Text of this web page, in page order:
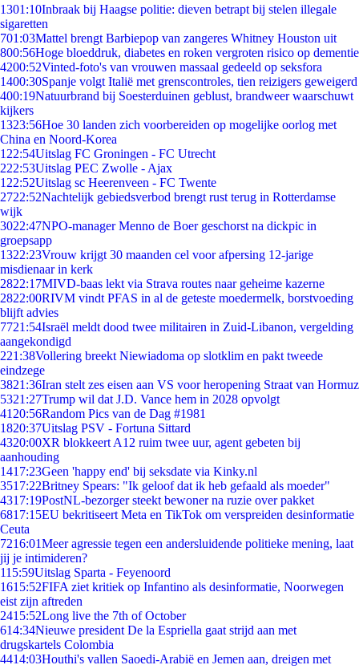
1301:10Inbraak bij Haagse politie: dieven betrapt bij stelen illegale
sigaretten
701:03Mattel brengt Barbiepop van zangeres Whitney Houston uit
800:56Hoge bloeddruk, diabetes en roken vergroten risico op dementie
4200:52Vinted-foto's van vrouwen massaal gedeeld op seksfora
1400:30Spanje volgt Italië met grenscontroles, tien reizigers geweigerd
400:19Natuurbrand bij Soesterduinen geblust, brandweer waarschuwt
kijkers
1323:56Hoe 30 landen zich voorbereiden op mogelijke oorlog met
China en Noord-Korea
1 22:54Uitslag FC Groningen - FC Utrecht
222:53Uitslag PEC Zwolle - Ajax
1 22:52Uitslag sc Heerenveen - FC Twente
2722:52Nachtelijk gebiedsverbod brengt rust terug in Rotterdamse
wijk
3022:47NPO-manager Menno de Boer geschorst na dickpic in
groepsapp
1322:23Vrouw krijgt 30 maanden cel voor afpersing 12-jarige
misdienaar in kerk
2822:17MIVD-baas lekt via Strava routes naar geheime kazerne
2822:00RIVM vindt PFAS in al de geteste moedermelk, borstvoeding
blijft advies
7721:54Israël meldt dood twee militairen in Zuid-Libanon, vergelding
aangekondigd
221:38Vollering breekt Niewiadoma op slotklim en pakt tweede
eindzege
3821:36Iran stelt zes eisen aan VS voor heropening Straat van Hormuz
5321:27Trump wil dat J.D. Vance hem in 2028 opvolgt
41 20:56Random Pics van de Dag #1981
1820:37Uitslag PSV - Fortuna Sittard
4320:00XR blokkeert A12 ruim twee uur, agent gebeten bij
aanhouding
1417:23Geen 'happy end' bij seksdate via Kinky.nl
3517:22Britney Spears: "Ik geloof dat ik heb gefaald als moeder"
4317:19PostNL-bezorger steekt bewoner na ruzie over pakket
6817:15EU bekritiseert Meta en TikTok om verspreiden desinformatie
Ceuta
7216:01Meer agressie tegen een andersluidende politieke mening, laat
jij je intimideren?
115:59Uitslag Sparta - Feyenoord
1615:52FIFA ziet kritiek op Infantino als desinformatie, Noorwegen
eist zijn aftreden
2415:52Long live the 7th of October
614:34Nieuwe president De la Espriella gaat strijd aan met
drugskartels Colombia
4414:03Houthi's vallen Saoedi-Arabië en Jemen aan, dreigen met